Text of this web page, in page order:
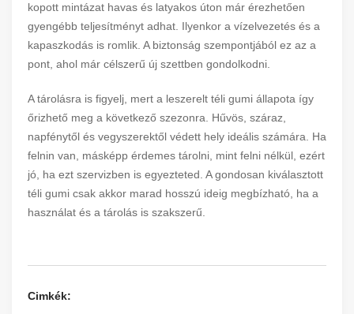
kopott mintázat havas és latyakos úton már érezhetően
gyengébb teljesítményt adhat. Ilyenkor a vízelvezetés és a
kapaszkodás is romlik. A biztonság szempontjából ez az a
pont, ahol már célszerű új szettben gondolkodni.
A tárolásra is figyelj, mert a leszerelt téli gumi állapota így
őrizhető meg a következő szezonra. Hűvös, száraz,
napfénytől és vegyszerektől védett hely ideális számára. Ha
felnin van, másképp érdemes tárolni, mint felni nélkül, ezért
jó, ha ezt szervizben is egyezteted. A gondosan kiválasztott
téli gumi csak akkor marad hosszú ideig megbízható, ha a
használat és a tárolás is szakszerű.
Cimkék: